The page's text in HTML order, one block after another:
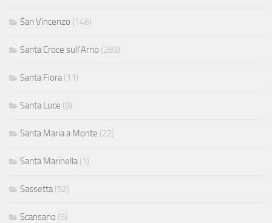
San Vincenzo (146)
Santa Croce sull'Arno (289)
Santa Fiora (11)
Santa Luce (8)
Santa Maria a Monte (22)
Santa Marinella (1)
Sassetta (52)
Scansano (5)